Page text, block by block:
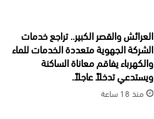
العرائش والقصر الكبير.. تراجع خدمات
الشركة الجهوية متعددة الخدمات للماء
والكهرباء يفاقم معاناة الساكنة
ويستدعي تدخلاً عاجلاً.
منذ 18 ساعة